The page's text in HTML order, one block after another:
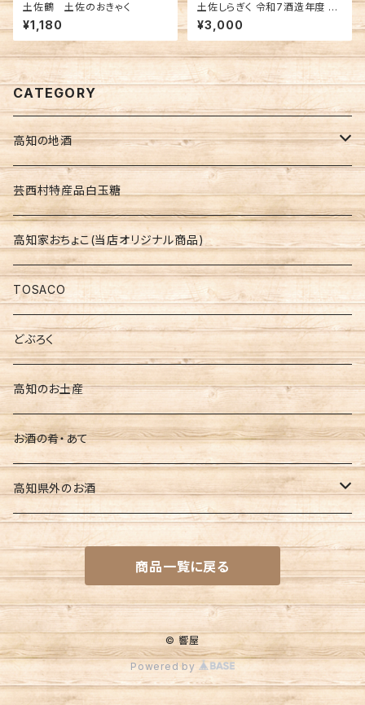
土佐鶴 土佐のおきゃく
¥1,180
土佐しらぎく 令和7酒造年度 全
国新酒鑑評会出品酒 十八号 高
知 仙頭酒造場 日本酒
¥3,000
CATEGORY
高知の地酒
高知の地酒飲みくらべセット
仙頭 しらぎく
安芸虎 玉川 伊太郎
美丈夫
土佐鶴
南 玉ノ井
豊能梅
亀泉
久礼
松翁
芸西村特産品白玉糖
高知家おちょこ(当店オリジナル商品)
TOSACO
どぶろく
高知のお土産
お酒の肴・あて
高知県外のお酒
一ノ蔵（宮城県）
名倉山（福島県）
大山（山形県）
浦霞（宮城県）
商品一覧に戻る
© 響屋
Powered by